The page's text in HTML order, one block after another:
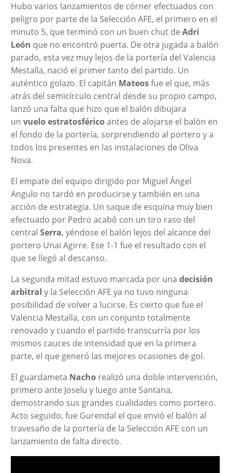
Hubo varios lanzamientos de córner efectuados con
peligro por parte de la Selección AFE, el primero en el
minuto 5, que terminó con un buen chut de Adri
León que no encontró puerta. De otra jugada a balón
parado, esta vez muy lejos de la portería del Valencia
Mestalla, nació el primer tanto del partido. Un
auténtico golazo. El capitán Mateosfue el que, más
atrás del semicírculo central desde su propio campo,
lanzó una falta que hizo que el balón dibujara
un vuelo estratosféricoantes de alojarse el balón en
el fondo de la portería, sorprendiendo al portero y a
todos los presentes en las instalaciones de Oliva
Nova.
El empate del equipo dirigido por Miguel Ángel
Angulo no tardó en producirse y también en una
acción de estrategia. Un saque de esquina muy bien
efectuado por Pedro acabó con un tiro raso del
central Serra, yéndose el balón lejos del alcance del
portero Unai Agirre. Ese 1-1 fue el resultado con el
que se llegó al descanso.
La segunda mitad estuvo marcada por una decisión
arbitral y la Selección AFE ya no tuvo ninguna
posibilidad de volver a lucirse. Es cierto que fue el
Valencia Mestalla, con un conjunto totalmente
renovado y cuando el partido transcurría por los
mismos cauces de intensidad que en la primera
parte, el que generó las mejores ocasiones de gol.
El guardameta Nachorealizó una doble intervención,
primero ante Joselu y luego ante Santana,
demostrando sus grandes cualidades como portero.
Acto seguido, fue Gurendal el que envió el balón al
travesaño de la portería de la Selección AFE con un
lanzamiento de falta directo.